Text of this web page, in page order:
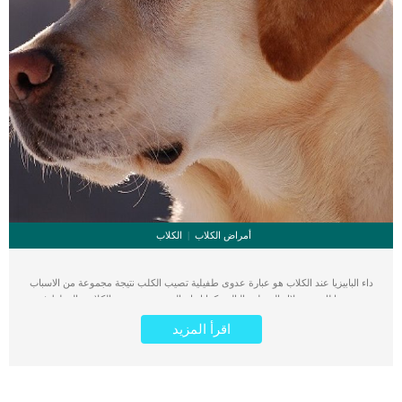
أمراض الكلاب الكلاب
داء البابيزيا عند الكلاب هو عبارة عدوى طفيلية تصيب الكلب نتيجة مجموعة من الاسباب
سنقدمها لك من خلال السطور التالية. كما انها حالة مرضية تصيب الكلاب والقطط فى
جميع انحاء العالم. هذه العدوى مرتبطة ببعض الاعراض والعلامات التى سنتعرف من خلال
هذا المقال الى جانب خطوات الطبيب البيطرى فى تشخيص الحالة وافضل الطرق
العلاجية. تنتشر العدوى من خلال لدغات القراد والتعرض المباشر لدم الكلب المصاب. كما
اقرأ المزيد